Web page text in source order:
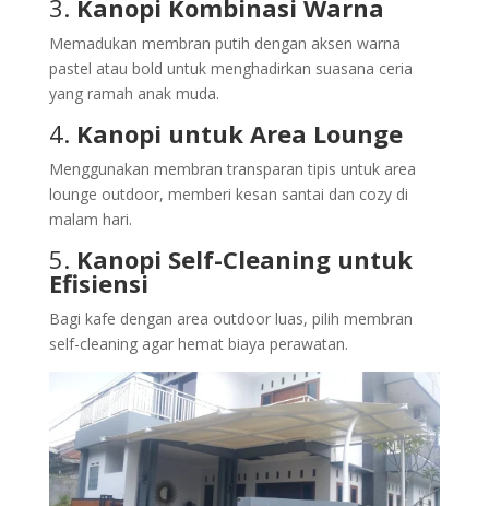
3. Kanopi Kombinasi Warna
Memadukan membran putih dengan aksen warna
pastel atau bold untuk menghadirkan suasana ceria
yang ramah anak muda.
4. Kanopi untuk Area Lounge
Menggunakan membran transparan tipis untuk area
lounge outdoor, memberi kesan santai dan cozy di
malam hari.
5. Kanopi Self-Cleaning untuk
Efisiensi
Bagi kafe dengan area outdoor luas, pilih membran
self-cleaning agar hemat biaya perawatan.